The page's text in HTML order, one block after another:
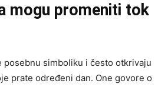
mogu promeniti tok
posebnu simboliku i često otkrivaju
prate određeni dan. One govore o